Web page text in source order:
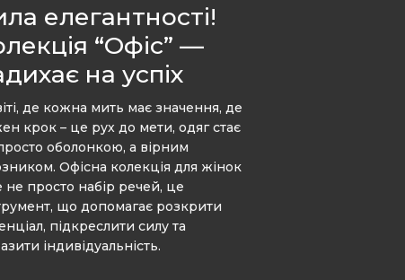
елегантності!
“Офіс” —
на успіх
де кожна мить має значення, де
крок – це рух до мети, одяг стає
оболонкою, а вірним
Офісна колекція для жінок
не просто набір речей, це
що допомагає розкрити
підкреслити силу та
індивідуальність.